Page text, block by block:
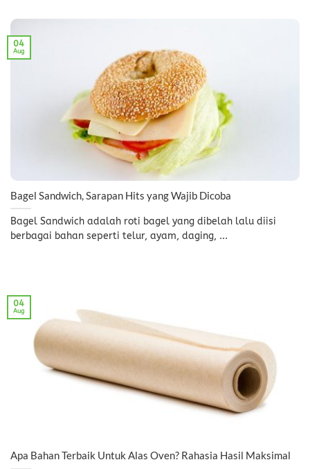
Bagel Sandwich, Sarapan Hits yang Wajib Dicoba
Bagel Sandwich adalah roti bagel yang dibelah lalu diisi
berbagai bahan seperti telur, ayam, daging, ...
04
Aug
Apa Bahan Terbaik Untuk Alas Oven? Rahasia Hasil Maksimal
04
Aug